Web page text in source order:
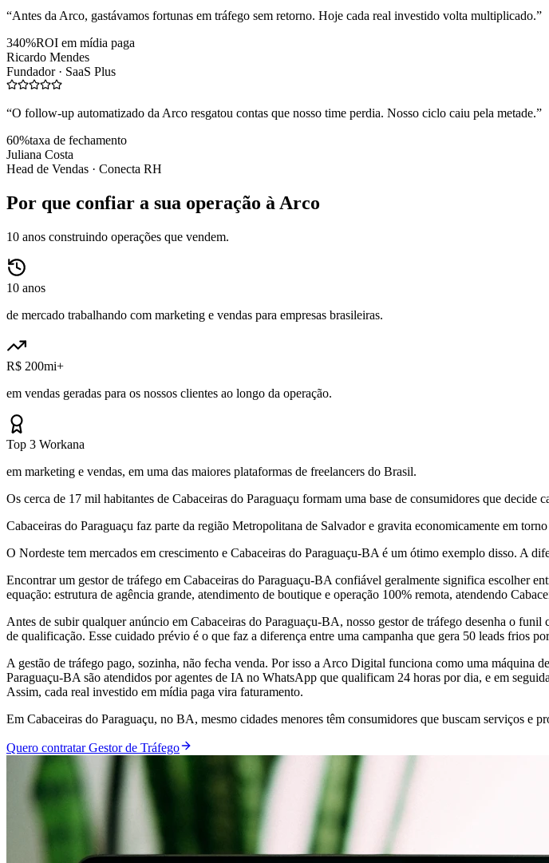
“Antes da Arco, gastávamos fortunas em tráfego sem retorno. Hoje cada real investido volta multiplicado.”
340%ROI em mídia paga
Ricardo Mendes
Fundador · SaaS Plus
“O follow-up automatizado da Arco resgatou contas que nosso time perdia. Nosso ciclo caiu pela metade.”
60%taxa de fechamento
Juliana Costa
Head de Vendas · Conecta RH
Por que confiar a sua operação à Arco
10 anos construindo operações que vendem.
10 anos
de mercado trabalhando com marketing e vendas para empresas brasileiras.
R$ 200mi+
em vendas geradas para os nossos clientes ao longo da operação.
Top 3 Workana
em marketing e vendas, em uma das maiores plataformas de freelancers do Brasil.
Os cerca de 17 mil habitantes de Cabaceiras do Paraguaçu formam uma base de consumidores que decide
Cabaceiras do Paraguaçu faz parte da região Metropolitana de Salvador e gravita economicamente em
O Nordeste tem mercados em crescimento e Cabaceiras do Paraguaçu-BA é um ótimo exemplo disso. A
Encontrar um gestor de tráfego em Cabaceiras do Paraguaçu-BA confiável geralmente significa escolher
equação: estrutura de agência grande, atendimento de boutique e operação 100% remota, atendendo
Antes de subir qualquer anúncio em Cabaceiras do Paraguaçu-BA, nosso gestor de tráfego desenha o
de qualificação. Esse cuidado prévio é o que faz a diferença entre uma campanha que gera 50 leads frios
A gestão de tráfego pago, sozinha, não fecha venda. Por isso a Arco Digital funciona como uma máquina
Paraguaçu-BA são atendidos por agentes de IA no WhatsApp que qualificam 24 horas por dia, e em
Assim, cada real investido em mídia paga vira faturamento.
Em Cabaceiras do Paraguaçu, no BA, mesmo cidades menores têm consumidores que buscam serviços e
Quero contratar Gestor de Tráfego